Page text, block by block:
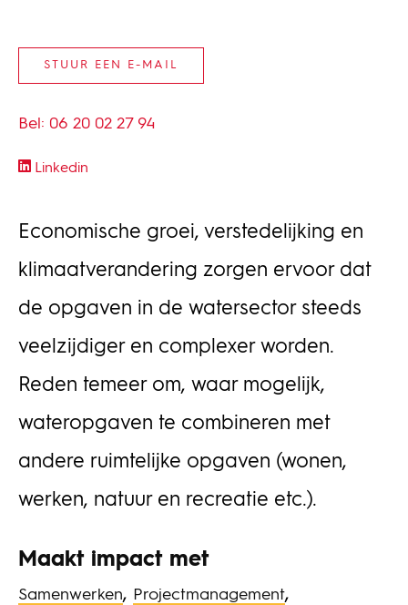
STUUR EEN E-MAIL
Bel: 06 20 02 27 94
Linkedin
Economische groei, verstedelijking en
klimaatverandering zorgen ervoor dat
de opgaven in de watersector steeds
veelzijdiger en complexer worden.
Reden temeer om, waar mogelijk,
wateropgaven te combineren met
andere ruimtelijke opgaven (wonen,
werken, natuur en recreatie etc.).
Maakt impact met
Samenwerken, Projectmanagement,